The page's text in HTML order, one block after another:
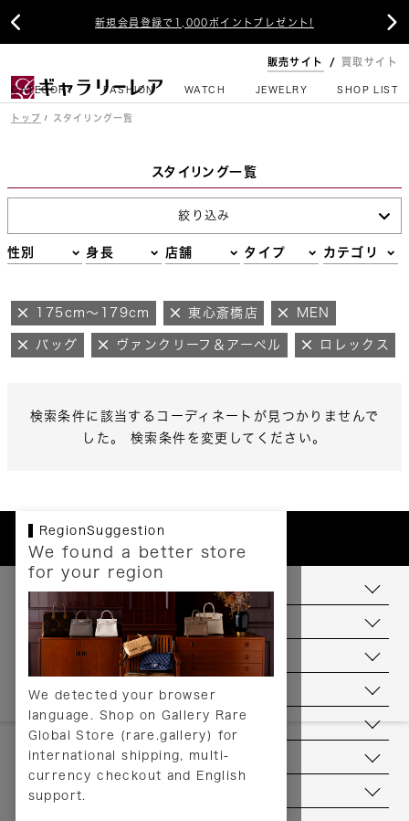
新規会員登録で1,000ポイントプレゼント!
 
販売サイト 買取サイト
CATEGORY FASHION WATCH JEWELRY SHOP LIST
トップ スタイリング一覧
スタイリング一覧
絞り込み
性別 身長 店舗 タイプ カテゴリ
175cm～179cm 東心斎橋店 MEN
バッグ ヴァンクリーフ＆アーペル ロレックス
検索条件に該当するコーディネートが見つかりませんで
した。 検索条件を変更してください。
RegionSuggestion
We found a better store
for your region
We detected your browser
language. Shop on Gallery Rare
Global Store (rare.gallery) for
international shipping, multi-
currency checkout and English
support.
お支払いについて
配送について
送料について
返品について
ヘルプ
お問い合わせ